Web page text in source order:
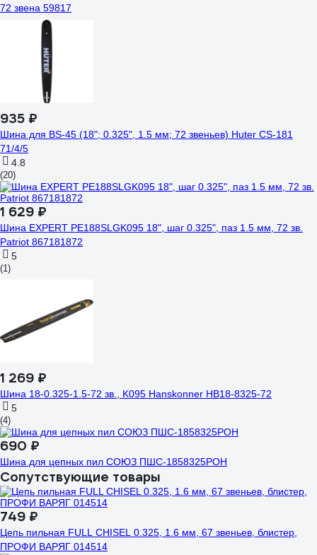
72 звена 59817
935 ₽
Шина для BS-45 (18"; 0.325", 1.5 мм; 72 звеньев) Huter CS-181
71/4/5
4.8
(20)
1 629 ₽
Шина EXPERT PE188SLGK095 18", шаг 0.325", паз 1.5 мм, 72 зв.
Patriot 867181872
5
(1)
1 269 ₽
Шина 18-0.325-1.5-72 зв., K095 Hanskonner HB18-8325-72
5
(4)
690 ₽
Шина для цепных пил СОЮЗ ПШС-1858325POH
Сопутствующие товары
749 ₽
Цепь пильная FULL CHISEL 0.325, 1.6 мм, 67 звеньев, блистер,
ПРОФИ ВАРЯГ 014514